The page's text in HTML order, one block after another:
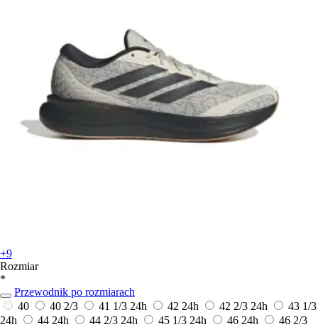
+9
Rozmiar
*
Przewodnik po rozmiarach
40
40 2/3 41 1/3 24h 42 24h 42 2/3 24h
43 1/3
24h
44 24h 44 2/3 24h 45 1/3 24h 46 24h
46 2/3